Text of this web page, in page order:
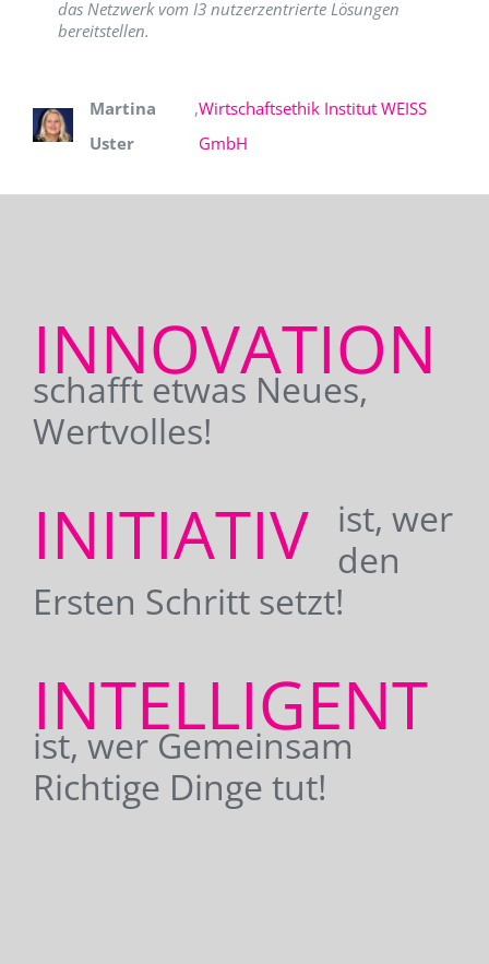
das Netzwerk vom I3 nutzerzentrierte Lösungen
bereitstellen.
Martina
Uster
,Wirtschaftsethik Institut WEISS
GmbH
INNOVATION
schafft etwas Neues,
Wertvolles!
INITIATIV
ist, wer
den
Ersten Schritt setzt!
INTELLIGENT
ist, wer Gemeinsam
Richtige Dinge tut!